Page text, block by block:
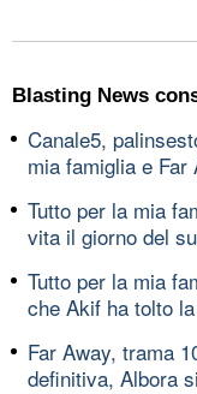
Blasting News
Canale5,
mia famiglia e Far
Tutto per la mia
vita il giorno del
Tutto per la mia
che Akif ha tolto
Far Away, trama
definitiva, Albora